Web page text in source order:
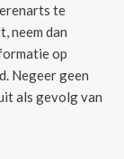
te
neem dan
op
Negeer geen
als gevolg van